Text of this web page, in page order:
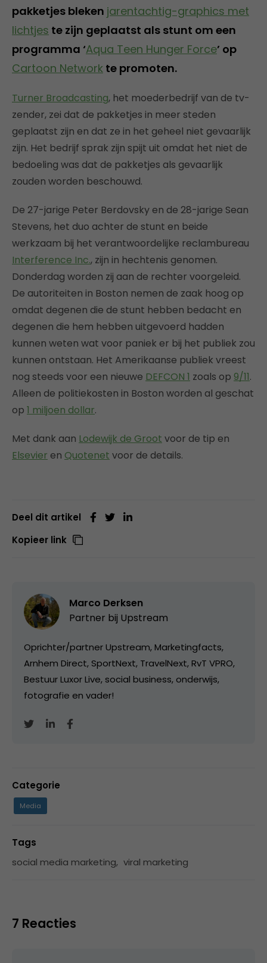
pakketjes bleken jarentachtig-graphics met
lichtjes te zijn geplaatst als stunt om een
programma ‘Aqua Teen Hunger Force’ op
Cartoon Network te promoten.
Turner Broadcasting, het moederbedrijf van de tv-
zender, zei dat de pakketjes in meer steden
geplaatst zijn en dat ze in het geheel niet gevaarlijk
zijn. Het bedrijf sprak zijn spijt uit omdat het niet de
bedoeling was dat de pakketjes als gevaarlijk
zouden worden beschouwd.
De 27-jarige Peter Berdovsky en de 28-jarige Sean
Stevens, het duo achter de stunt en beide
werkzaam bij het verantwoordelijke reclambureau
Interference Inc., zijn in hechtenis genomen.
Donderdag worden zij aan de rechter voorgeleid.
De autoriteiten in Boston nemen de zaak hoog op
omdat degenen die de stunt hebben bedacht en
degenen die hem hebben uitgevoerd hadden
kunnen weten wat voor paniek er bij het publiek zou
kunnen ontstaan. Het Amerikaanse publiek vreest
nog steeds voor een nieuwe DEFCON 1 zoals op 9/11.
Alleen de politiekosten in Boston worden al geschat
op 1 miljoen dollar.
Met dank aan Lodewijk de Groot voor de tip en
Elsevier en Quotenet voor de details.
Deel dit artikel
Kopieer link
Marco Derksen
Partner bij Upstream
Oprichter/partner Upstream, Marketingfacts,
Arnhem Direct, SportNext, TravelNext, RvT VPRO,
Bestuur Luxor Live, social business, onderwijs,
fotografie en vader!
Categorie
Media
Tags
social media marketing, viral marketing
7 Reacties